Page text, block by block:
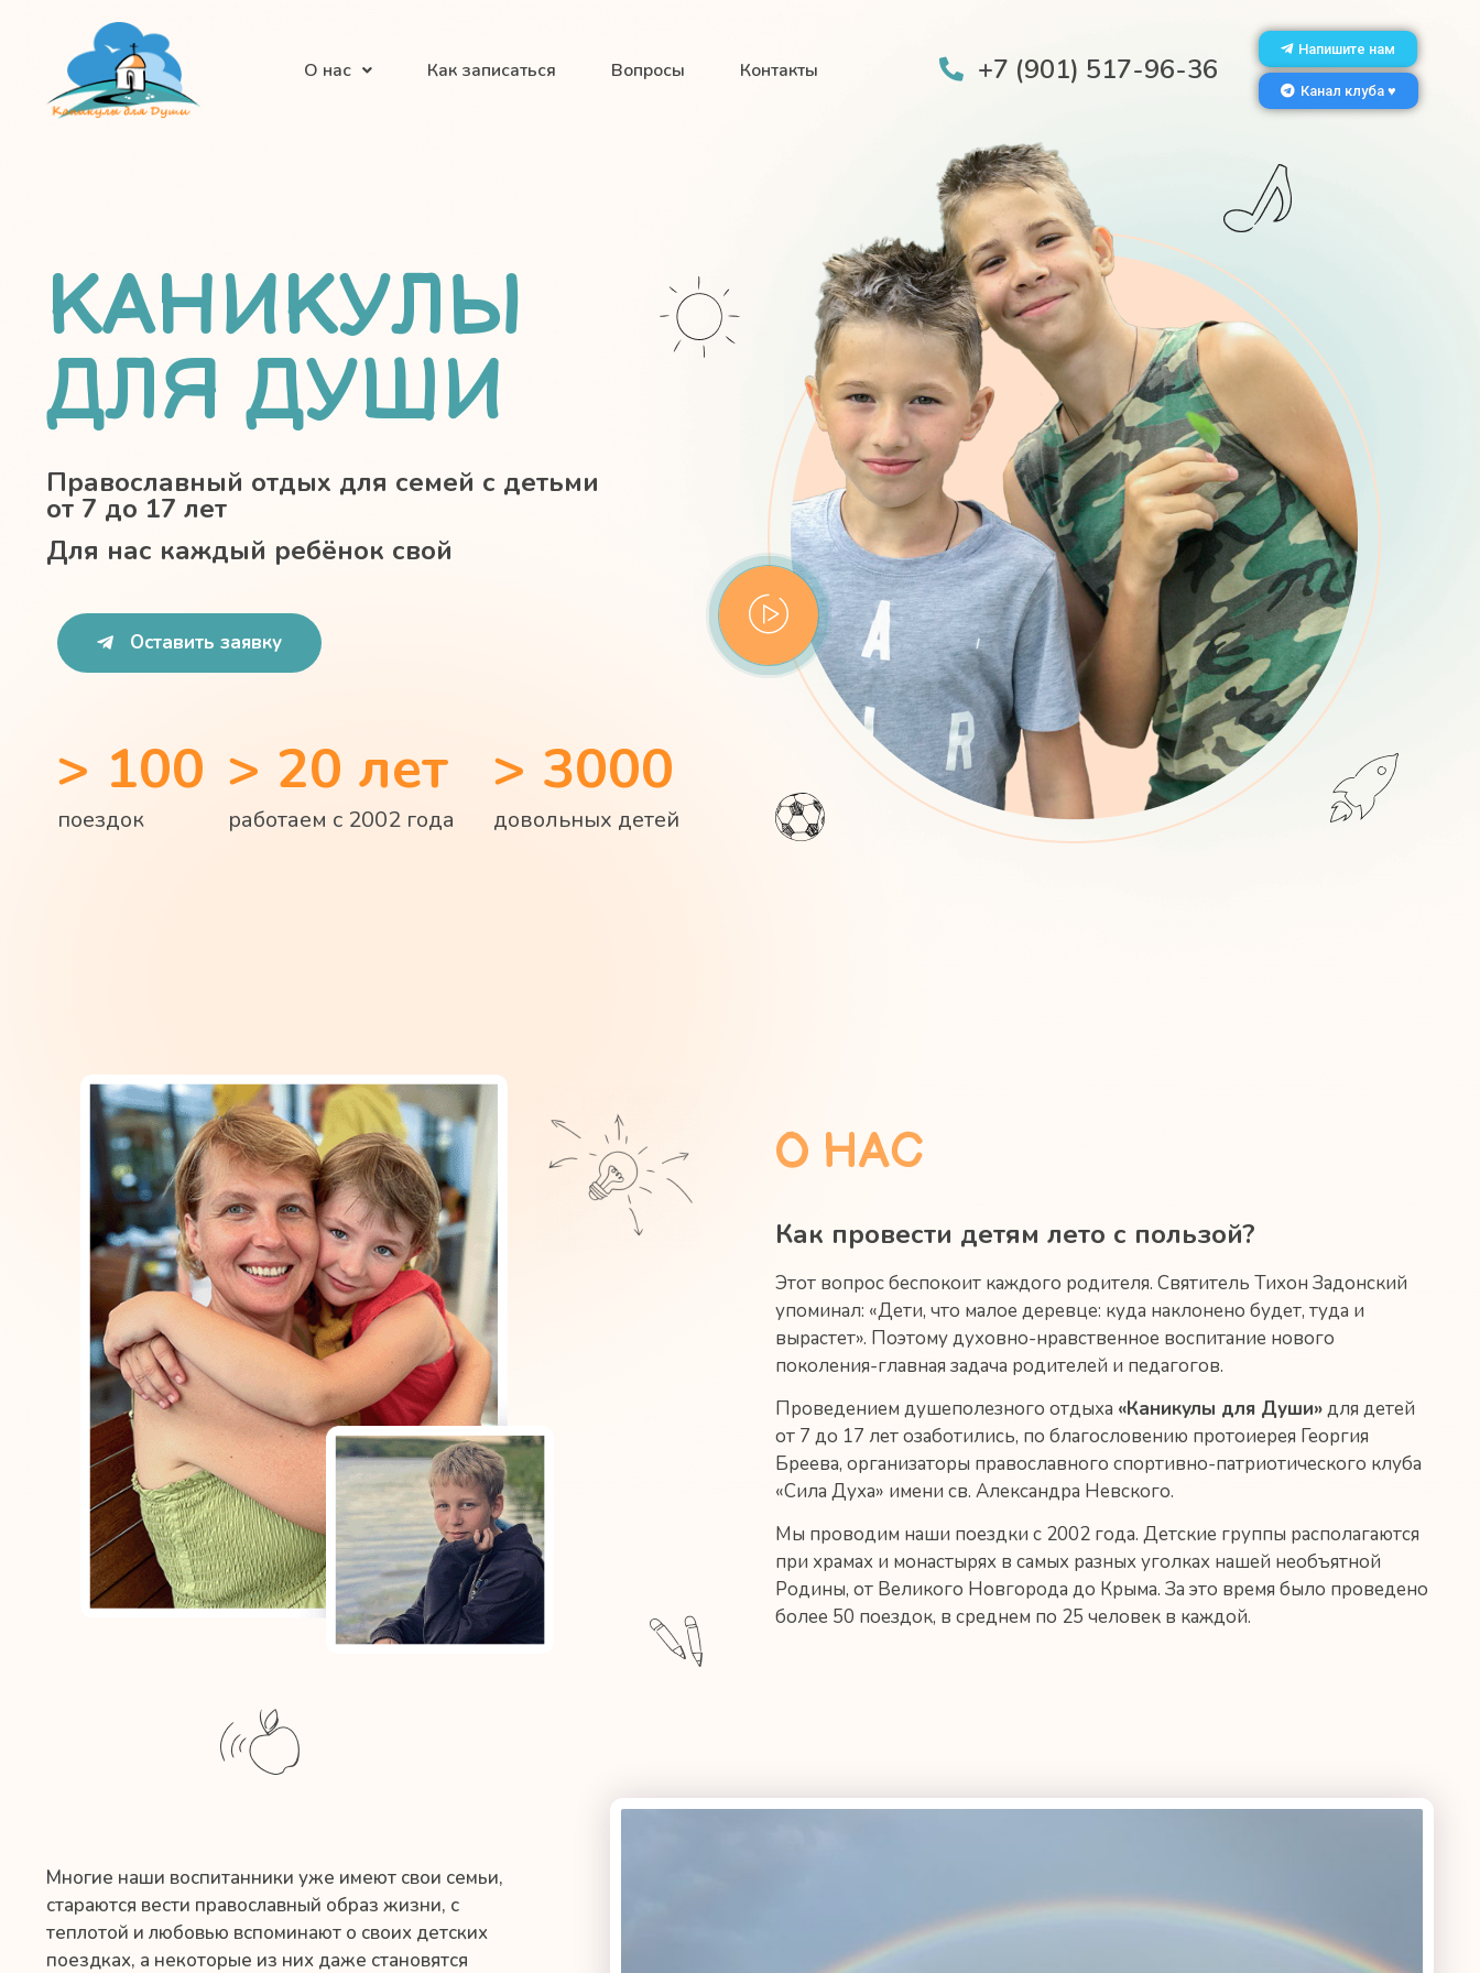
О нас Как записаться Вопросы Контакты +7 (901) 517-96-36
Напишите нам
Канал клуба ♥
КАНИКУЛЫ
ДЛЯ ДУШИ
Православный отдых для семей с детьми
от 7 до 17 лет
Для нас каждый ребёнок свой
Оставить заявку
> 100
поездок
> 20 лет
работаем с 2002 года
> 3000
довольных детей
О НАС
Как провести детям лето с пользой?
Этот вопрос беспокоит каждого родителя. Святитель Тихон Задонский
упоминал: «Дети, что малое деревце: куда наклонено будет, туда и
вырастет». Поэтому духовно-нравственное воспитание нового
поколения-главная задача родителей и педагогов.
Проведением душеполезного отдыха «Каникулы для Души»для детей
от 7 до 17 лет озаботились, по благословению протоиерея Георгия
Бреева, организаторы православного спортивно-патриотического клуба
«Сила Духа» имени св. Александра Невского.
Мы проводим наши поездки с 2002 года. Детские группы располагаются
при храмах и монастырях в самых разных уголках нашей необъятной
Родины, от Великого Новгорода до Крыма. За это время было проведено
более 50 поездок, в среднем по 25 человек в каждой.
Многие наши воспитанники уже имеют свои семьи,
стараются вести православный образ жизни, с
теплотой и любовью вспоминают о своих детских
поездках, а некоторые из них даже становятся